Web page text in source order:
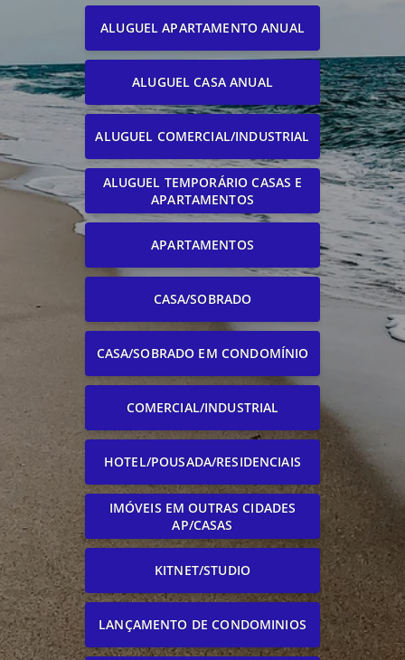
ALUGUEL APARTAMENTO ANUAL
ALUGUEL CASA ANUAL
ALUGUEL COMERCIAL/INDUSTRIAL
ALUGUEL TEMPORÁRIO CASAS E
APARTAMENTOS
APARTAMENTOS
CASA/SOBRADO
CASA/SOBRADO EM CONDOMÍNIO
COMERCIAL/INDUSTRIAL
HOTEL/POUSADA/RESIDENCIAIS
IMÓVEIS EM OUTRAS CIDADES
AP/CASAS
KITNET/STUDIO
LANÇAMENTO DE CONDOMINIOS